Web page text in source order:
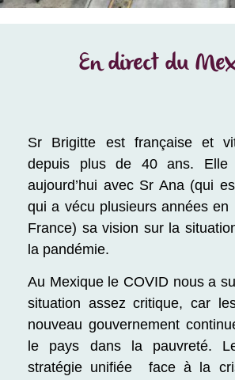
En direct du
Sr Brigitte est française et
depuis plus de 40 ans. Elle
aujourd’hui avec Sr Ana (qui
qui a vécu plusieurs années en
France) sa vision sur la
la pandémie.
Au Mexique le COVID nous a
situation assez critique, car
nouveau gouvernement
le pays dans la pauvreté.
stratégie unifiée face à la